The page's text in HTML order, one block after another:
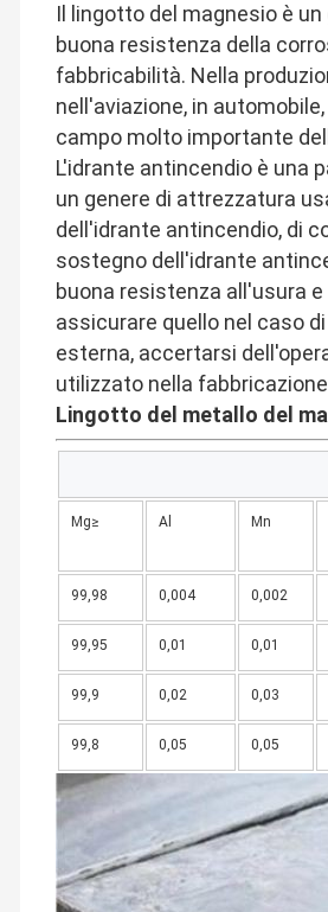
Il lingotto del magnesio è
buona resistenza della
fabbricabilità. Nella
nell'aviazione, in
campo molto importante
L'idrante antincendio è una
un genere di attrezzatura
dell'idrante antincendio, di
sostegno dell'idrante
buona resistenza all'usura
assicurare quello nel caso
esterna, accertarsi
utilizzato nella
Lingotto del metallo del
Mg≥ Al Mn
99,98 0,004 0,002
99,95 0,01 0,01
99,9 0,02 0,03
99,8 0,05 0,05